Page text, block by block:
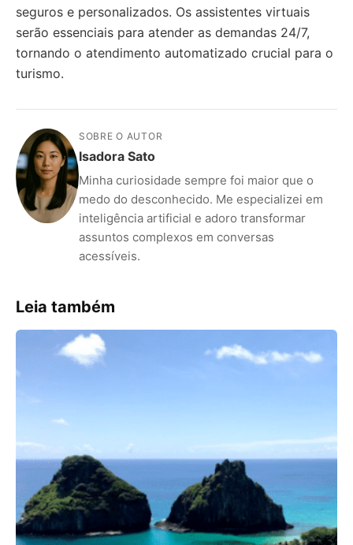
seguros e personalizados. Os assistentes virtuais
serão essenciais para atender as demandas 24/7,
tornando o atendimento automatizado crucial para o
turismo.
SOBRE O AUTOR
Isadora Sato
Minha curiosidade sempre foi maior que o
medo do desconhecido. Me especializei em
inteligência artificial e adoro transformar
assuntos complexos em conversas
acessíveis.
Leia também